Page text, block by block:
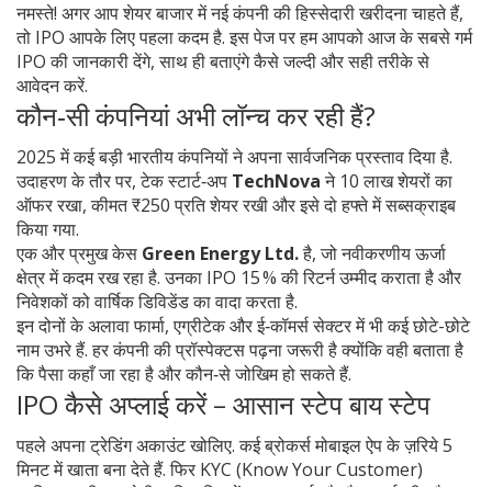
नमस्ते! अगर आप शेयर बाजार में नई कंपनी की हिस्सेदारी खरीदना चाहते हैं,
तो IPO आपके लिए पहला कदम है. इस पेज पर हम आपको आज के सबसे गर्म
IPO की जानकारी देंगे, साथ ही बताएंगे कैसे जल्दी और सही तरीके से
आवेदन करें.
कौन‑सी कंपनियां अभी लॉन्च कर रही हैं?
2025 में कई बड़ी भारतीय कंपनियों ने अपना सार्वजनिक प्रस्ताव दिया है.
उदाहरण के तौर पर, टेक स्टार्ट‑अप TechNovaने 10 लाख शेयरों का
ऑफर रखा, कीमत ₹250 प्रति शेयर रखी और इसे दो हफ्ते में सब्सक्राइब
किया गया.
एक और प्रमुख केस Green Energy Ltd.है, जो नवीकरणीय ऊर्जा
क्षेत्र में कदम रख रहा है. उनका IPO 15 % की रिटर्न उम्मीद कराता है और
निवेशकों को वार्षिक डिविडेंड का वादा करता है.
इन दोनों के अलावा फार्मा, एग्रीटेक और ई‑कॉमर्स सेक्टर में भी कई छोटे-छोटे
नाम उभरे हैं. हर कंपनी की प्रॉस्पेक्टस पढ़ना जरूरी है क्योंकि वही बताता है
कि पैसा कहाँ जा रहा है और कौन‑से जोखिम हो सकते हैं.
IPO कैसे अप्लाई करें – आसान स्टेप बाय स्टेप
पहले अपना ट्रेडिंग अकाउंट खोलिए. कई ब्रोकर्स मोबाइल ऐप के ज़रिये 5
मिनट में खाता बना देते हैं. फिर KYC (Know Your Customer)